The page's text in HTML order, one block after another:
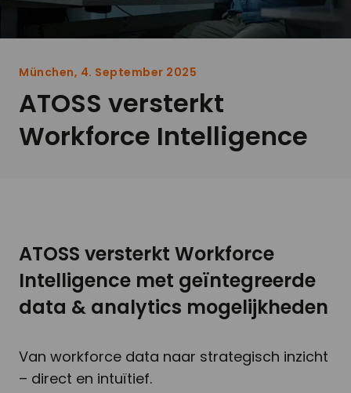
München, 4. September 2025
ATOSS versterkt
Workforce Intelligence
ATOSS versterkt Workforce
Intelligence met geïntegreerde
data & analytics mogelijkheden
Van workforce data naar strategisch inzicht
– direct en intuïtief.